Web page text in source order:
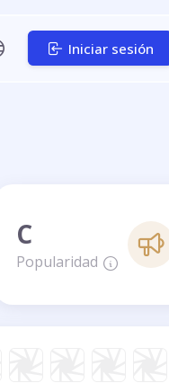
Iniciar sesión
C
Popularidad